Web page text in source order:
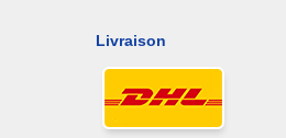
Livraison